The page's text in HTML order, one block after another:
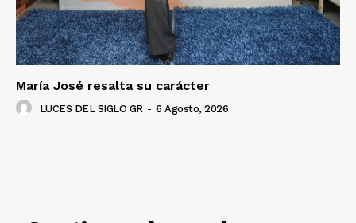
María José resalta su carácter
LUCES DEL SIGLO GR - 6 Agosto, 2026